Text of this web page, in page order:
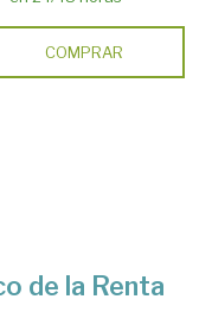
COMPRAR
de la Renta